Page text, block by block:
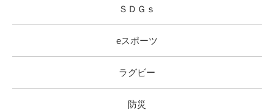
ＳＤＧｓ
eスポーツ
ラグビー
防災